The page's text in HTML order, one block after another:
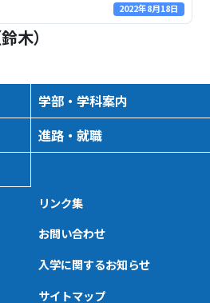
2022年8月18日
木）
学部・学科案内
進路・就職
リンク集
お問い合わせ
入学に関するお知らせ
サイトマップ